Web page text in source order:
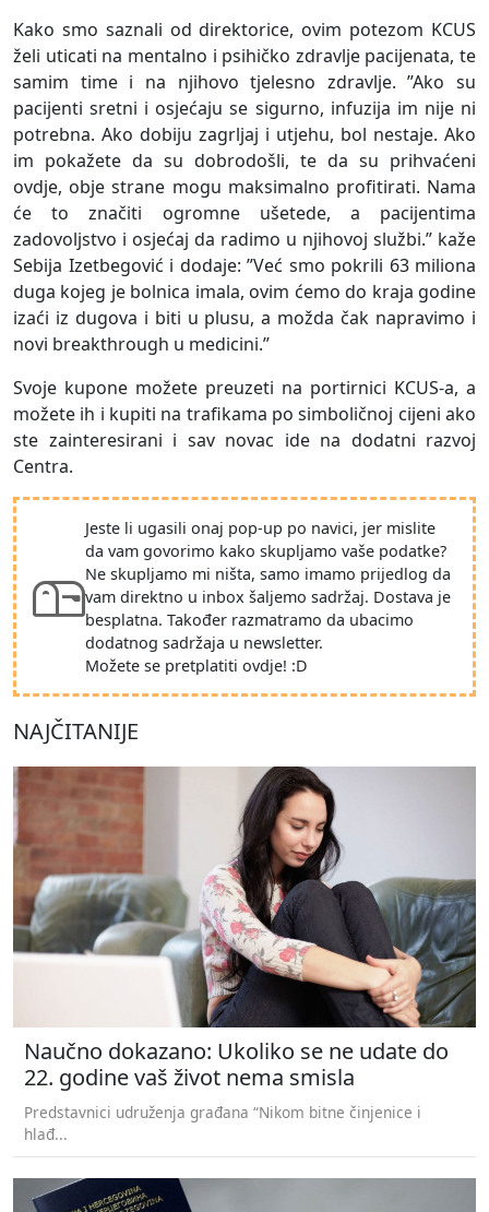
Kako smo saznali od direktorice, ovim potezom KCUS
želi uticati na mentalno i psihičko zdravlje pacijenata, te
samim time i na njihovo tjelesno zdravlje. ”Ako su
pacijenti sretni i osjećaju se sigurno, infuzija im nije ni
potrebna. Ako dobiju zagrljaj i utjehu, bol nestaje. Ako
im pokažete da su dobrodošli, te da su prihvaćeni
ovdje, obje strane mogu maksimalno profitirati. Nama
će to značiti ogromne ušetede, a pacijentima
zadovoljstvo i osjećaj da radimo u njihovoj službi.” kaže
Sebija Izetbegović i dodaje: ”Već smo pokrili 63 miliona
duga kojeg je bolnica imala, ovim ćemo do kraja godine
izaći iz dugova i biti u plusu, a možda čak napravimo i
novi breakthrough u medicini.”
Svoje kupone možete preuzeti na portirnici KCUS-a, a
možete ih i kupiti na trafikama po simboličnoj cijeni ako
ste zainteresirani i sav novac ide na dodatni razvoj
Centra.
Jeste li ugasili onaj pop-up po navici, jer mislite
da vam govorimo kako skupljamo vaše podatke?
Ne skupljamo mi ništa, samo imamo prijedlog da
vam direktno u inbox šaljemo sadržaj. Dostava je
besplatna. Također razmatramo da ubacimo
dodatnog sadržaja u newsletter.
Možete se pretplatiti ovdje! :D
NAJČITANIJE
Naučno dokazano: Ukoliko se ne udate do
22. godine vaš život nema smisla
Predstavnici udruženja građana “Nikom bitne činjenice i
hlađ...